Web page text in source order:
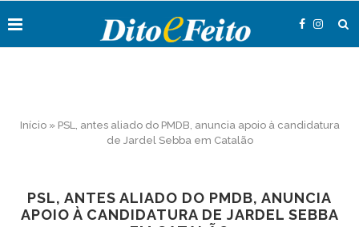
Início» PSL, antes aliado do PMDB, anuncia apoio à candidatura
de Jardel Sebba em Catalão
PSL, ANTES ALIADO DO PMDB, ANUNCIA
APOIO À CANDIDATURA DE JARDEL SEBBA